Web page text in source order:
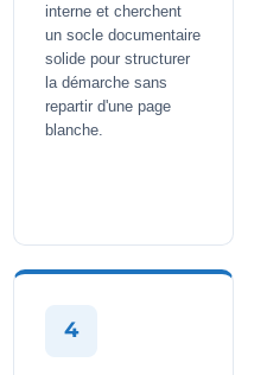
interne et cherchent
un socle documentaire
solide pour structurer
la démarche sans
repartir d'une page
blanche.
4